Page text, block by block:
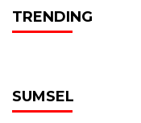
TRENDING
SUMSEL